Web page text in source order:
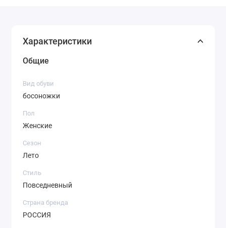
Характеристики
Общие
Вид обуви
босоножки
Пол
Женские
Сезон
Лето
Стиль
Повседневный
Страна бренда
РОССИЯ